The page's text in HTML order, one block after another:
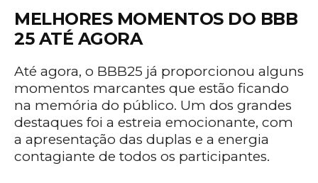
MELHORES MOMENTOS DO BBB
25 ATÉ AGORA
Até agora, o BBB25 já proporcionou alguns
momentos marcantes que estão ficando
na memória do público. Um dos grandes
destaques foi a estreia emocionante, com
a apresentação das duplas e a energia
contagiante de todos os participantes.